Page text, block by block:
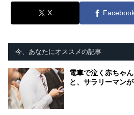
X
今、あなたにオススメの記事
電車で泣く赤ちゃ
と、サラリーマンが